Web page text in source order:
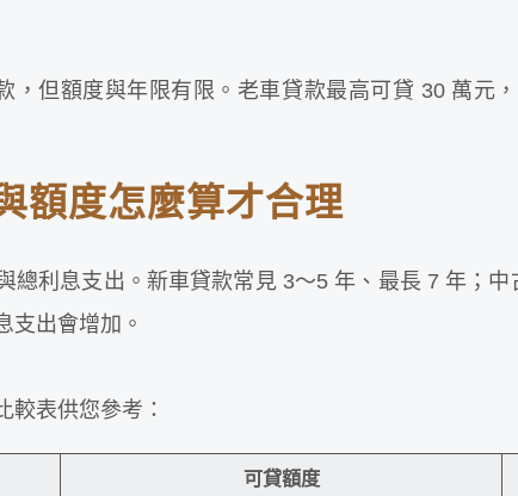
，但額度與年限有限。老車貸款最高可貸 30 萬元
額度怎麼算才合理
總利息支出。新車貸款常見 3～5 年、最長 7 年；
支出會增加。
較表供您參考：
可貸額度